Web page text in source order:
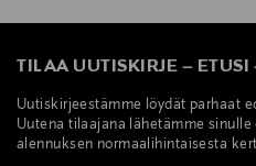
TILAA UUTISKIRJE – ETUSI
Uutiskirjeestämme löydät parhaat
Uutena tilaajana lähetämme sinulle
alennuksen normaalihintaisesta